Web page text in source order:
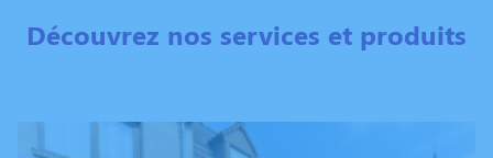
Découvrez nos services et produits